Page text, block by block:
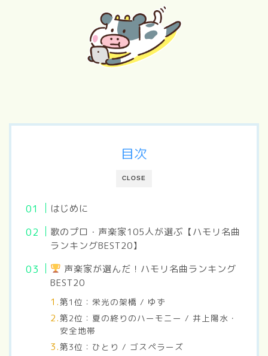
CLOSE
目次
はじめに
歌のプロ・声楽家105人が選ぶ【ハモリ名曲
ランキングBEST20】
声楽家が選んだ！ハモリ名曲ランキング
BEST20
第1位：栄光の架橋 / ゆず
第2位：夏の終りのハーモニー / 井上陽水・
安全地帯
第3位：ひとり / ゴスペラーズ